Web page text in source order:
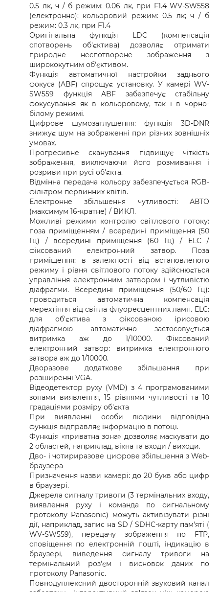
0.5 лк, ч / б режим: 0.06 лк, при F1.4 WV-SW558
(електронно): кольоровий режим: 0.5 лк; ч / б
режим: 0.3 лк, при F1.4
Оригінальна функція LDC (компенсація
спотворень об'єктива) дозволяє отримати
природне неспотворене зображення з
ширококутним об'єктивом.
Функція автоматичної настройки заднього
фокуса (ABF) спрощує установку. У камері WV-
SW559 функція ABF забезпечує стабільну
фокусування як в кольоровому, так і в чорно-
білому режимі.
Цифрове шумозаглушення: функція 3D-DNR
знижує шум на зображенні при різних зовнішніх
умовах.
Прогресивне сканування підвищує чіткість
зображення, виключаючи його розмивання і
розриви при русі об'єкта.
Відмінна передача кольору забезпечується RGB-
фільтром первинних квітів.
Електронне збільшення чутливості: АВТО
(максимум 16-кратне) / ВИКЛ.
Можливі режими контролю світлового потоку:
поза приміщенням / всередині приміщення (50
Гц) / всередині приміщення (60 Гц) / ELC /
фіксований електронний затвор. Поза
приміщення: в залежності від встановленого
режиму і рівня світлового потоку здійснюється
управління електронним затвором і чутливістю
діафрагми. Всередині приміщення (50/60 Гц):
проводиться автоматична компенсація
мерехтіння від світла флуоресцентних ламп. ELC:
для об'єктива з фіксованою ірисовою
діафрагмою автоматично застосовується
витримка аж до 1/10000. Фіксований
електронний затвор: витримка електронного
затвора аж до 1/10000.
Дворазове додаткове збільшення при
розширенні VGA.
Відеодетектор руху (VMD) з 4 програмованими
зонами виявлення, 15 рівнями чутливості та 10
градаціями розміру об'єкта
При виявленні особи людини відповідна
функція відправляє інформацію в потоці.
Функція «приватна зона» дозволяє маскувати до
2 областей, наприклад, вікна та входи / виходи.
Дво- і чотириразове цифрове збільшення з Web-
браузера
Призначення назви камері: до 20 букв або цифр
в браузері.
Джерела сигналу тривоги (3 термінальних входу,
виявлення руху і команда по сигнальному
протоколу Panasonic) можуть активізувати різні
дії, наприклад, запис на SD / SDHC-карту пам'яті (
WV-SW559), передачу зображення по FTP,
сповіщення по електронній пошті, індикацію в
браузері, виведення сигналу тривоги на
термінальний роз'єм і висновок даних по
протоколу Panasonic.
Повнодуплексний двосторонній звуковий канал